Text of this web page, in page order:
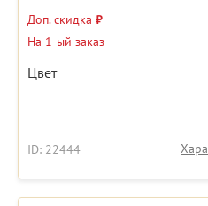
Доп. скидка ₽
На 1-ый заказ
Цвет
ID: 22444